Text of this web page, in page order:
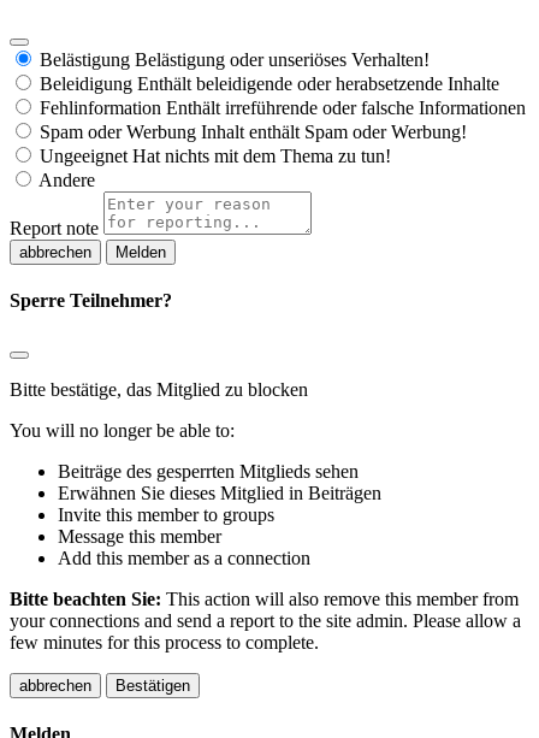
Belästigung Belästigung oder unseriöses Verhalten!
Beleidigung Enthält beleidigende oder herabsetzende Inhalte
Fehlinformation Enthält irreführende oder falsche Informationen
Spam oder Werbung Inhalt enthält Spam oder Werbung!
Ungeeignet Hat nichts mit dem Thema zu tun!
Andere
Report note
Melden
Sperre Teilnehmer?
Bitte bestätige, das Mitglied zu blocken
You will no longer be able to:
Beiträge des gesperrten Mitglieds sehen
Erwähnen Sie dieses Mitglied in Beiträgen
Invite this member to groups
Message this member
Add this member as a connection
Bitte beachten Sie: This action will also remove this member from
your connections and send a report to the site admin. Please allow a
few minutes for this process to complete.
Bestätigen
Melden